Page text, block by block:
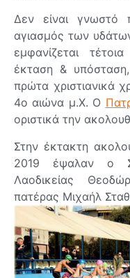
Δεν είναι γνωστό
αγιασμός των
εμφανίζεται
έκταση &
πρώτα χριστιανικά
4ο αιώνα μ.Χ. Ο
οριστικά την
Στην έκτακτη
2019 έψαλαν ο
Λαοδικείας
πατέρας Μιχαήλ